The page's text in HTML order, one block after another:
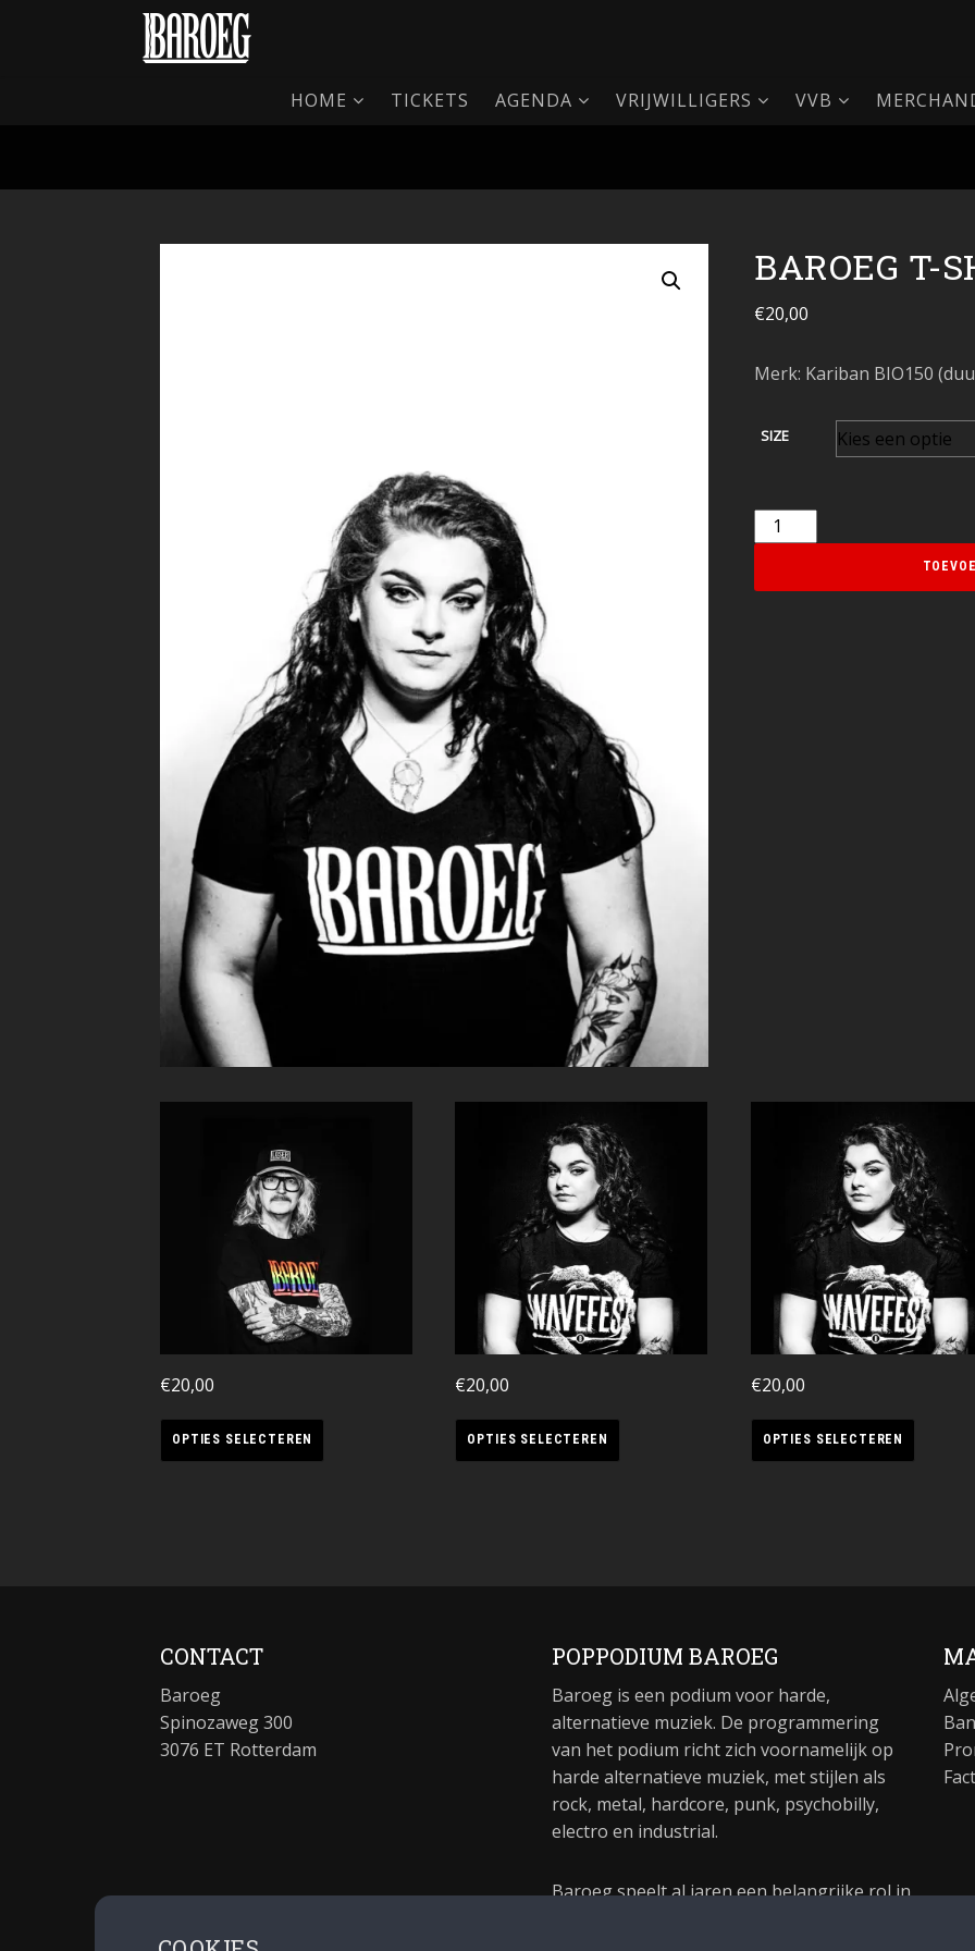
HOME TICKETS AGENDA VRIJWILLIGERS VVB
BAROEG T-
€20,00
Merk: Kariban BIO150
SIZE
€20,00
OPTIES SELECTEREN
€20,00
OPTIES SELECTEREN
€20,00
OPTIES SELECTEREN
CONTACT
Baroeg
Spinozaweg 300
3076 ET Rotterdam
POPPODIUM BAROEG
Baroeg is een podium voor harde,
alternatieve muziek. De programmering
van het podium richt zich voornamelijk op
harde alternatieve muziek, met stijlen als
rock, metal, hardcore, punk, psychobilly,
electro en industrial.
Baroeg speelt al jaren een belangrijke rol in